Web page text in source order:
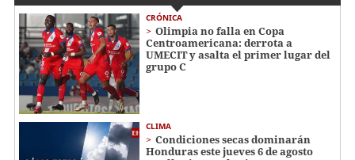
CRÓNICA
Olimpia no falla en Copa
Centroamericana: derrota a
UMECIT y asalta el primer lugar del
grupo C
CLIMA
Condiciones secas dominarán
Honduras este jueves 6 de agosto